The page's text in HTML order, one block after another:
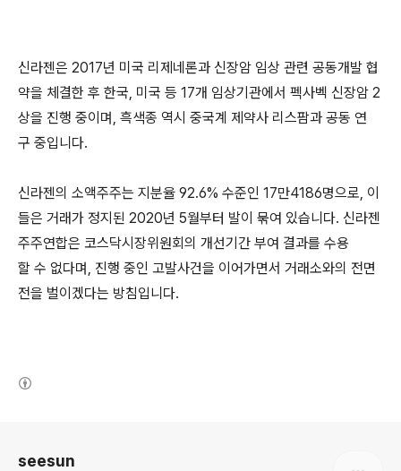
신라젠은 2017년 미국 리제네론과 신장암 임상 관련 공동개발 협
약을 체결한 후 한국, 미국 등 17개 임상기관에서 펙사벡 신장암 2
상을 진행 중이며, 흑색종 역시 중국계 제약사 리스팜과 공동 연
구 중입니다.
신라젠의 소액주주는 지분율 92.6% 수준인 17만4186명으로, 이
들은 거래가 정지된 2020년 5월부터 발이 묶여 있습니다. 신라젠
주주연합은 코스닥시장위원회의 개선기간 부여 결과를 수용
할 수 없다며, 진행 중인 고발사건을 이어가면서 거래소와의 전면
전을 벌이겠다는 방침입니다.
seesun